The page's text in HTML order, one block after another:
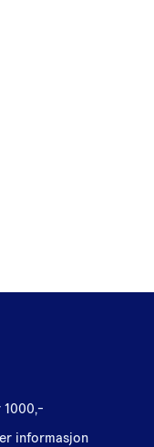
1000,-
informasjon